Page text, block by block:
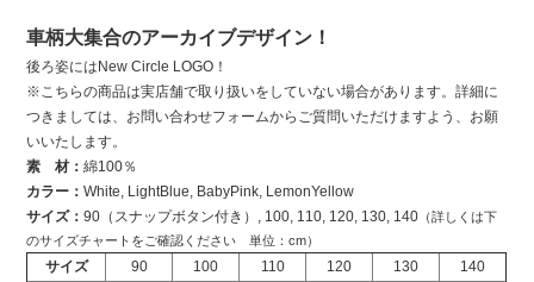
車柄大集合のアーカイブデザイン！
後ろ姿にはNew Circle LOGO！
※こちらの商品は実店舗で取り扱いをしていない場合があります。詳細に
つきましては、お問い合わせフォームからご質問いただけますよう、お願
いいたします。
素 材：綿100％
カラー：White, LightBlue, BabyPink, LemonYellow
サイズ：90（スナップボタン付き）, 100, 110, 120, 130, 140 （詳しくは下
のサイズチャートをご確認ください 単位：cm）
サイズ 90 100 110 120 130
140